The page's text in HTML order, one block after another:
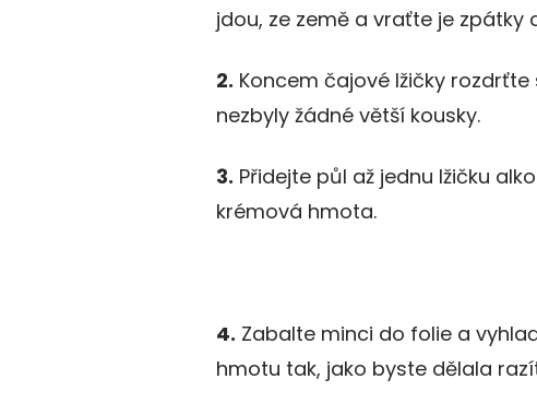
jdou, ze země a vraťte je zpátky
2. Koncem čajové lžičky
nezbyly žádné větší kousky.
3. Přidejte půl až jednu lžičku
krémová hmota.
4. Zabalte minci do folie a
hmotu tak, jako byste dělala